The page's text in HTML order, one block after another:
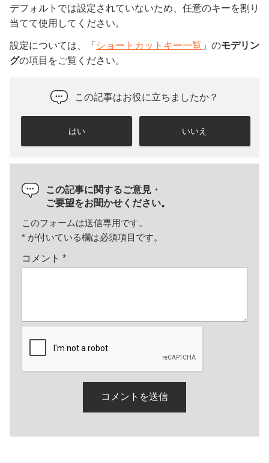
デフォルトでは設定されていないため、任意のキーを割り
当てて使用してください。
設定については、「 ショートカットキー一覧 」のモデリン
グの項目をご覧ください。
この記事はお役に立ちましたか？
はい いいえ
この記事に関するご意見・
ご要望をお聞かせください。
このフォームは送信専用です。
* が付いている欄は必須項目です。
コメント *